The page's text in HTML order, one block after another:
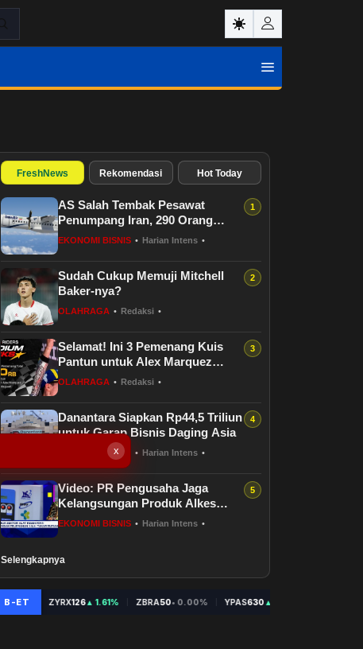
FreshNews Rekomendasi Hot Today
AS Salah Tembak Pesawat
Penumpang Iran, 290 Orang
Tewas
EKONOMI BISNIS • Harian Intens •
Sudah Cukup Memuji Mitchell
Baker-nya?
OLAHRAGA • Redaksi •
Selamat! Ini 3 Pemenang Kuis
Pantun untuk Alex Marquez
&amp; Aldeguer
OLAHRAGA • Redaksi •
Danantara Siapkan Rp44,5 Triliun
untuk Garap Bisnis Daging Asia
EKONOMI BISNIS • Harian Intens •
Video: PR Pengusaha Jaga
Kelangsungan Produk Alkes
Made In Indonesia
EKONOMI BISNIS • Harian Intens •
Selengkapnya
x